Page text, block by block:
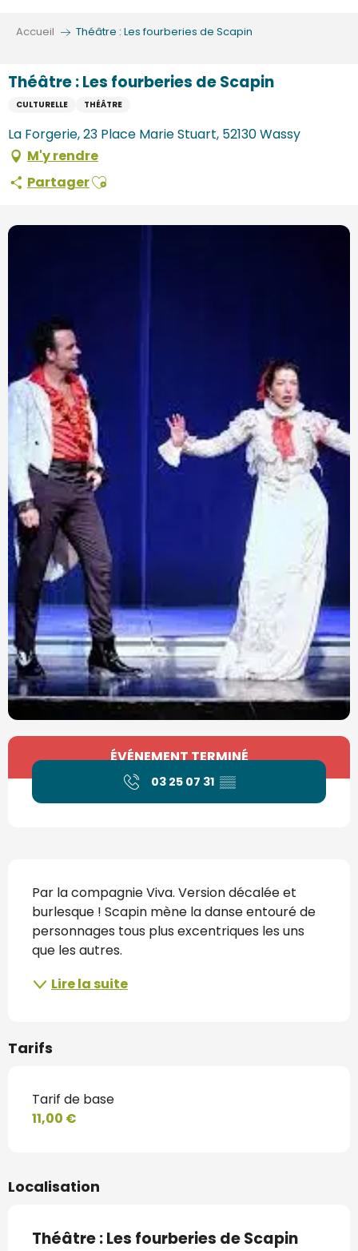
Accueil Théâtre : Les fourberies de Scapin
Théâtre : Les fourberies de Scapin
CULTURELLE THÉÂTRE
La Forgerie, 23 Place Marie Stuart, 52130 Wassy
M'y rendre
PartagerAjouter aux favoris
Ouverture et coordonnées
ÉVÉNEMENT TERMINÉ
03 25 07 31 ▒▒
Par la compagnie Viva. Version décalée et
burlesque ! Scapin mène la danse entouré de
personnages tous plus excentriques les uns
que les autres.
Lire la suite
Tarifs
Tarif de base
11,00 €
Localisation
Théâtre : Les fourberies de Scapin